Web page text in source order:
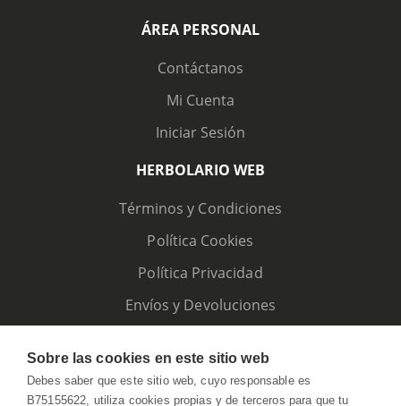
ÁREA PERSONAL
Contáctanos
Mi Cuenta
Iniciar Sesión
HERBOLARIO WEB
Términos y Condiciones
Política Cookies
Política Privacidad
Envíos y Devoluciones
Sobre las cookies en este sitio web
Debes saber que este sitio web, cuyo responsable es
B75155622, utiliza cookies propias y de terceros para que tu